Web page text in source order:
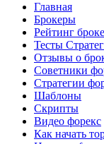
Главная
Брокеры
Рейтинг
Тесты
Отзывы о
Советники
Стратегии
Шаблоны
Скрипты
Видео форекс
Как начать